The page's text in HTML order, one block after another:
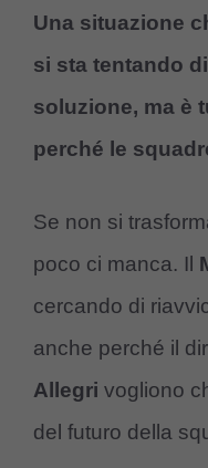
Una situazione
si sta tentando
soluzione, ma è
perché le
Se non si
poco ci manca. Il
cercando di
anche perché il
Allegri vogliono
del futuro della